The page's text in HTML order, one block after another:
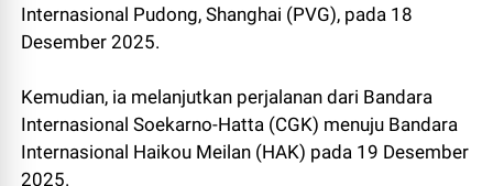
Internasional Pudong, Shanghai (PVG), pada 18
Desember 2025.
Kemudian, ia melanjutkan perjalanan dari Bandara
Internasional Soekarno-Hatta (CGK) menuju Bandara
Internasional Haikou Meilan (HAK) pada 19 Desember
2025.